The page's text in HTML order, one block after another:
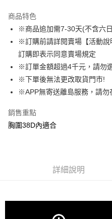
Apple Pay
街口支付
悠遊付
AFTEE先享後付
相關說明
AFTEE先享後付是「在收到商品之後
便利好安心！
【「AFTEE先享後付」結帳流程】
ATM／網路銀行／等多元方式進行付
ATM付款
每筆NT$85，滿NT$1,000(含以
每筆NT$85，滿NT$1,000(含以
商品特色
※商品追加需7-30天(不含六
※訂購前請詳閱賣場【活動
訂購即表示同意賣場規定
※訂單金額超過4千元，請勿
※下單後無法更改取貨門市!
※APP無寄送離島服務，請勿
銷售重點
胸圍38D內適合
詳細說明